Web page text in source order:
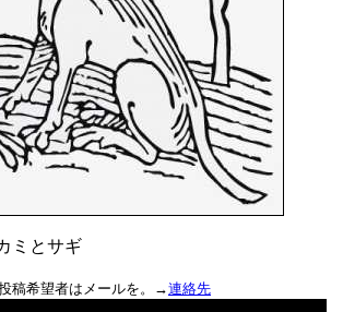
ミとサギ
稿希望者はメールを。→連絡先